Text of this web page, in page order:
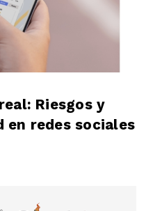
Riesgos y
en redes sociales